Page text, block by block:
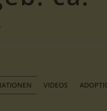
VIDEOS